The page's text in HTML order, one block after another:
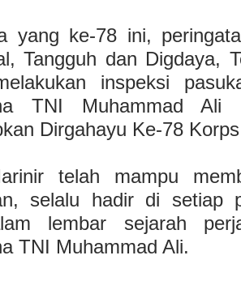
yang ke-78 ini,
Tangguh dan Digdaya,
inspeksi
TNI Muhammad Ali
Dirgahayu Ke-78
telah mampu
selalu hadir di setiap
lembar sejarah
TNI Muhammad Ali.